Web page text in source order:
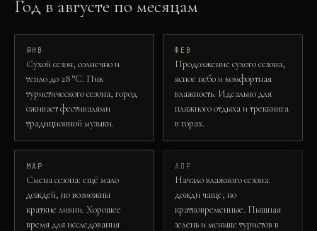
Год в августе по месяцам
ЯНВ
Сухой сезон, солнечно и
тепло до 28 °C. Пик
туристического сезона, город
оживает фестивалями
традиционной музыки.
ФЕВ
Продолжение сухого сезона,
ясное небо и комфортная
влажность. Идеально для
пляжного отдыха и треккинга
в горах.
МАР
Смена сезона: ещё мало
дождей, но возможны
краткие ливни. Хорошее
время для исследования
АПР
Начало влажного сезона:
дожди чаще, но
кратковременные. Пышная
зелень и меньше туристов в